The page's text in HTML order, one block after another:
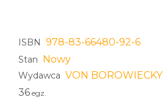
ISBN 978-83-66480-92-6
Stan Nowy
Wydawca VON BOROWIECKY
36 egz.